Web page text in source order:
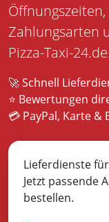
Zahlungsarten
Pizza-Taxi-24.de.
🚀 Schnell
⭐ Bewertungen
💳 PayPal, Karte &
Lieferdienste
Jetzt passende
bestellen.